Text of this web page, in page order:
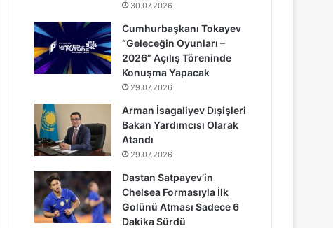
30.07.2026
Cumhurbaşkanı Tokayev
“Geleceğin Oyunları –
2026” Açılış Töreninde
Konuşma Yapacak
29.07.2026
Arman İsagaliyev Dışişleri
Bakan Yardımcısı Olarak
Atandı
29.07.2026
Dastan Satpayev’in
Chelsea Formasıyla İlk
Golünü Atması Sadece 6
Dakika Sürdü